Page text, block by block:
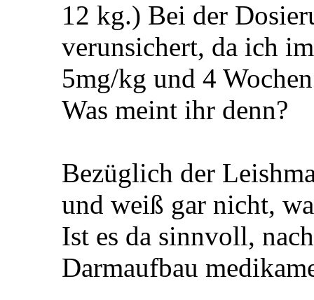
12 kg.) Bei der
verunsichert, da ich
5mg/kg und 4
Was meint ihr denn?
Bezüglich der
und weiß gar nicht,
Ist es da sinnvoll,
Darmaufbau